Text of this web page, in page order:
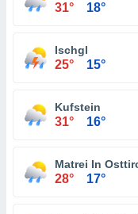
31° 18°
Ischgl
25° 15°
Kufstein
31° 16°
Matrei In
28° 17°